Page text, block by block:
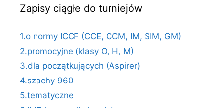
Zapisy ciągłe do turniejów
1.o normy ICCF (CCE, CCM, IM, SIM, GM)
2.promocyjne (klasy O, H, M)
3.dla początkujących (Aspirer)
4.szachy 960
5.tematyczne